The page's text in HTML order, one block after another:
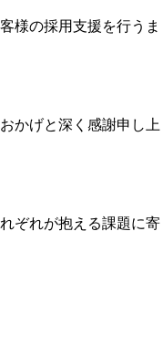
様の採用支援を行うま
かげと深く感謝申し上
ぞれが抱える課題に寄